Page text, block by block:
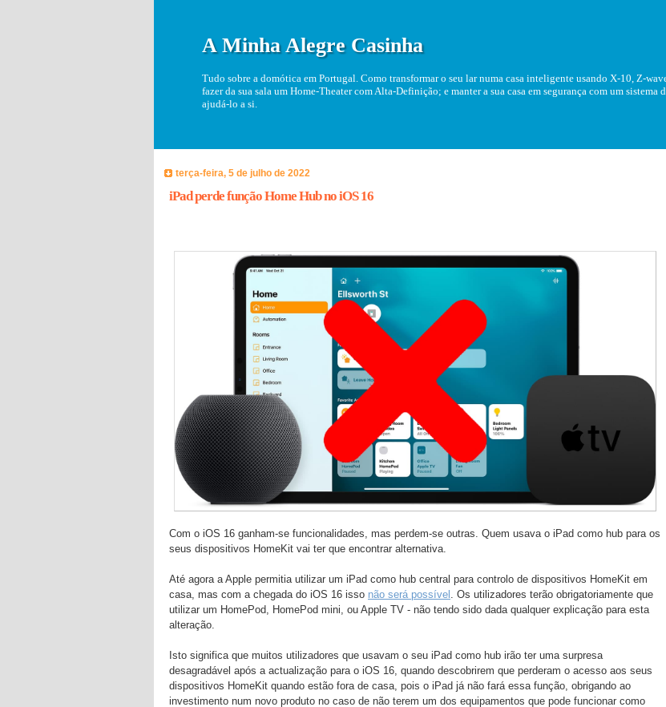
A Minha Alegre Casinha
Tudo sobre a domótica em Portugal. Como transformar o seu lar numa casa inteligente usando X-10, Z-
fazer da sua sala um Home-Theater com Alta-Definição; e manter a sua casa em segurança com um sistema
ajudá-lo a si.
terça-feira, 5 de julho de 2022
iPad perde função Home Hub no iOS 16
Com o iOS 16 ganham-se funcionalidades, mas perdem-se outras. Quem usava o iPad como hub para os
seus dispositivos HomeKit vai ter que encontrar alternativa.
Até agora a Apple permitia utilizar um iPad como hub central para controlo de dispositivos HomeKit em
casa, mas com a chegada do iOS 16 isso não será possível . Os utilizadores terão obrigatoriamente que
utilizar um HomePod, HomePod mini, ou Apple TV - não tendo sido dada qualquer explicação para esta
alteração.
Isto significa que muitos utilizadores que usavam o seu iPad como hub irão ter uma surpresa
desagradável após a actualização para o iOS 16, quando descobrirem que perderam o acesso aos seus
dispositivos HomeKit quando estão fora de casa, pois o iPad já não fará essa função, obrigando ao
investimento num novo produto no caso de não terem um dos equipamentos que pode funcionar como